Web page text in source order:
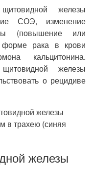
железы
СОЭ, изменение
(повышение или
рака в крови
кальцитонина.
железы
о рецидиве
железы
в трахею (синяя
железы